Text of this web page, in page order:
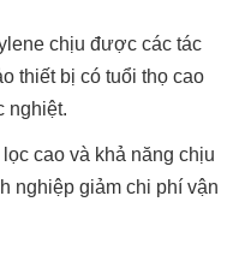
chịu được các tác
thiết bị có tuổi thọ cao
nghiệt.
cao và khả năng chịu
nghiệp giảm chi phí vận